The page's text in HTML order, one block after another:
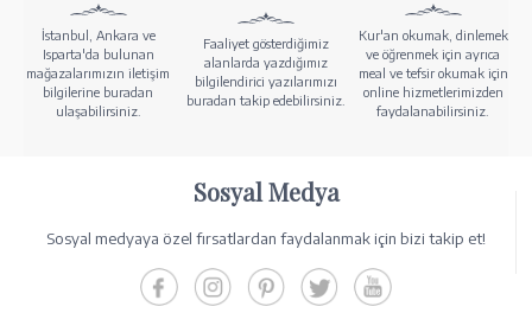
İstanbul, Ankara ve
Isparta'da bulunan
mağazalarımızın iletişim
bilgilerine buradan
ulaşabilirsiniz.
Faaliyet gösterdiğimiz
alanlarda yazdığımız
bilgilendirici yazılarımızı
buradan takip edebilirsiniz.
Kur'an okumak, dinlemek
ve öğrenmek için ayrıca
meal ve tefsir okumak için
online hizmetlerimizden
faydalanabilirsiniz.
Sosyal Medya
Sosyal medyaya özel fırsatlardan faydalanmak için bizi takip et!